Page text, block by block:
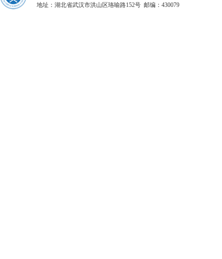
地址：湖北省武汉市洪山区珞喻路152号 邮编：430079